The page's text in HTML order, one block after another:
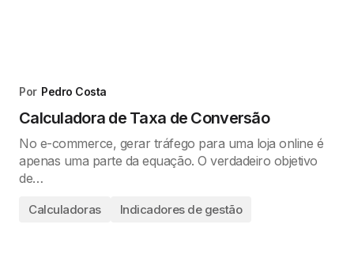
Por Pedro Costa
Calculadora de Taxa de Conversão
No e-commerce, gerar tráfego para uma loja online é
apenas uma parte da equação. O verdadeiro objetivo
de…
Calculadoras Indicadores de gestão